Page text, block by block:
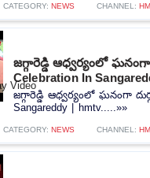
CATEGORY: NEWS CHANNEL:
జగ్గారెడ్డి ఆధ్వర్యంలో ఘనంగా
Celebration In
జగ్గారెడ్డి ఆధ్వర్యంలో ఘనంగా
Sangareddy | hmtv.....»»
CATEGORY: NEWS CHANNEL: